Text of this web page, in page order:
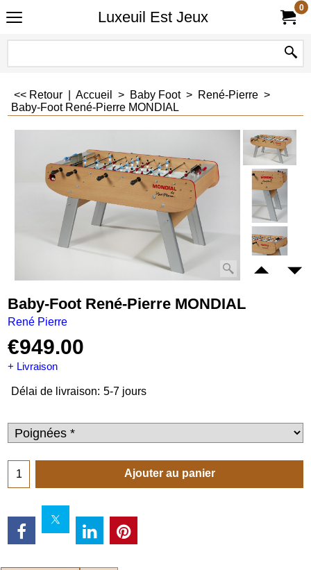
Luxeuil Est Jeux
0
<< Retour Accueil > Baby Foot> René-Pierre >
Baby-Foot René-Pierre MONDIAL
Baby-Foot René-Pierre MONDIAL
René Pierre
€949.00
+ Livraison
Délai de livraison: 5-7 jours
Ajouter au panier